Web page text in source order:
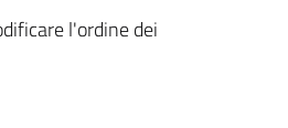
l'ordine dei